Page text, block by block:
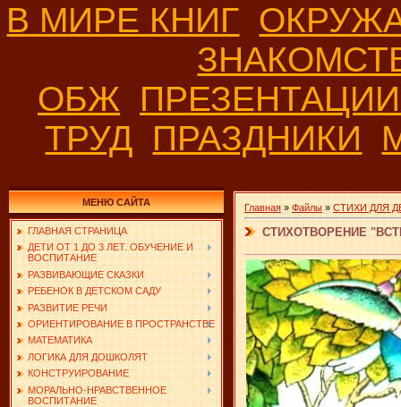
В МИРЕ КНИГ
ОБЖ
ТРУД ПРАЗДНИКИ
МЕНЮ САЙТА
ГЛАВНАЯ СТРАНИЦА
ДЕТИ ОТ 1 ДО 3 ЛЕТ. ОБУЧЕНИЕ И
ВОСПИТАНИЕ
РАЗВИВАЮЩИЕ СКАЗКИ
РЕБЕНОК В ДЕТСКОМ САДУ
РАЗВИТИЕ РЕЧИ
ОРИЕНТИРОВАНИЕ В ПРОСТРАНСТВЕ
МАТЕМАТИКА
ЛОГИКА ДЛЯ ДОШКОЛЯТ
КОНСТРУИРОВАНИЕ
МОРАЛЬНО-НРАВСТВЕННОЕ
ВОСПИТАНИЕ
Главная » Файлы » СТИХИ ДЛЯ
СТИХОТВОРЕНИЕ